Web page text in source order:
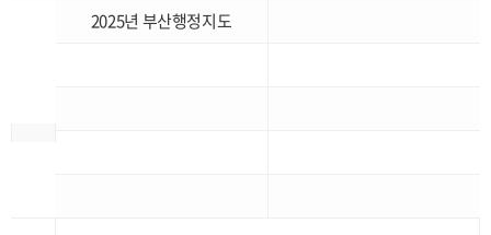
2025년 부산행정지도